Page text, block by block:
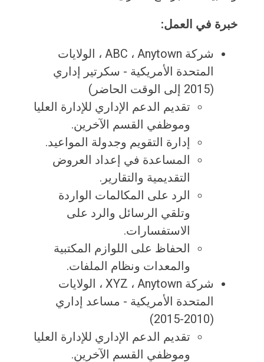
خبرة في العمل:
شركة ABC ، ​​Anytown ، الولايات
المتحدة الأمريكية - سكرتير إداري
(2015 إلى الوقت الحاضر)
تقديم الدعم الإداري للإدارة العليا
وموظفي القسم الآخرين.
إدارة التقويم وجدولة المواعيد.
المساعدة في إعداد العروض
التقديمية والتقارير.
الرد على المكالمات الواردة
وتلقي الرسائل والرد على
الاستفسارات.
الحفاظ على اللوازم المكتبية
والمعدات ونظام الملفات.
شركة XYZ ، Anytown ، الولايات
المتحدة الأمريكية - مساعد إداري
(2010-2015)
تقديم الدعم الإداري للإدارة العليا
وموظفي القسم الآخرين.